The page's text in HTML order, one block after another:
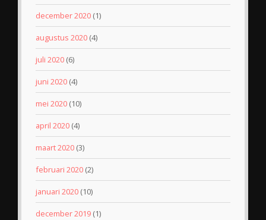
december 2020 (1)
augustus 2020 (4)
juli 2020 (6)
juni 2020 (4)
mei 2020 (10)
april 2020 (4)
maart 2020 (3)
februari 2020 (2)
januari 2020 (10)
december 2019 (1)